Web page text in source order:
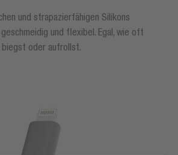
und strapazierfähigen Silikons
und flexibel. Egal, wie oft
biegst oder aufrollst.